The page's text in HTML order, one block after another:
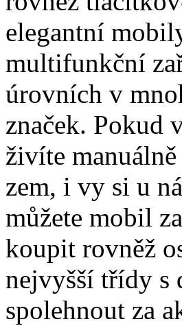
elegantní
multifunkční
úrovních v
značek. Pokud
živíte
zem, i vy si u
můžete mobil
koupit rovněž
nejvyšší třídy s
spolehnout za